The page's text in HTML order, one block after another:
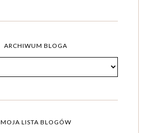
ARCHIWUM BLOGA
MOJA LISTA BLOGÓW